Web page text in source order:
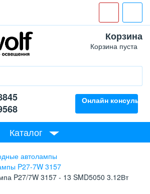
Корзина
Корзина пуста
Онлайн
Каталог
автолампы
P27-7W 3157
P27/7W 3157 - 13 SMD5050 3.12Вт